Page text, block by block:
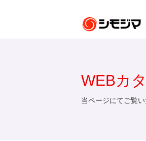
WEBカ
当ページにてご覧い